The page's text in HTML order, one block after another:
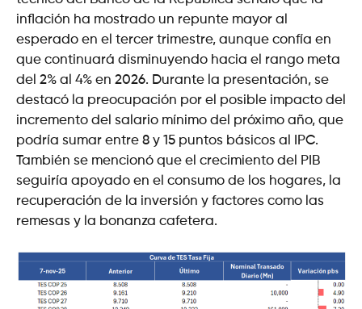
inflación ha mostrado un repunte mayor al
esperado en el tercer trimestre, aunque confía en
que continuará disminuyendo hacia el rango meta
del 2% al 4% en 2026. Durante la presentación, se
destacó la preocupación por el posible impacto del
incremento del salario mínimo del próximo año, que
podría sumar entre 8 y 15 puntos básicos al IPC.
También se mencionó que el crecimiento del PIB
seguiría apoyado en el consumo de los hogares, la
recuperación de la inversión y factores como las
remesas y la bonanza cafetera.